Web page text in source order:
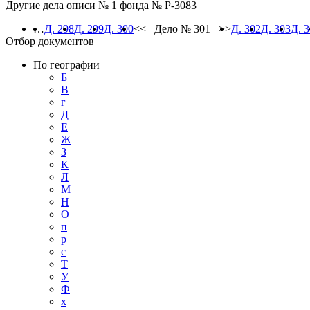
Другие дела описи № 1 фонда № Р-3083
…Д. 298Д. 299Д. 300<< Дело № 301 >>Д. 302Д. 303Д.
Отбор документов
По географии
Б
В
г
Д
Е
Ж
З
К
Л
М
Н
О
п
р
с
Т
У
Ф
х